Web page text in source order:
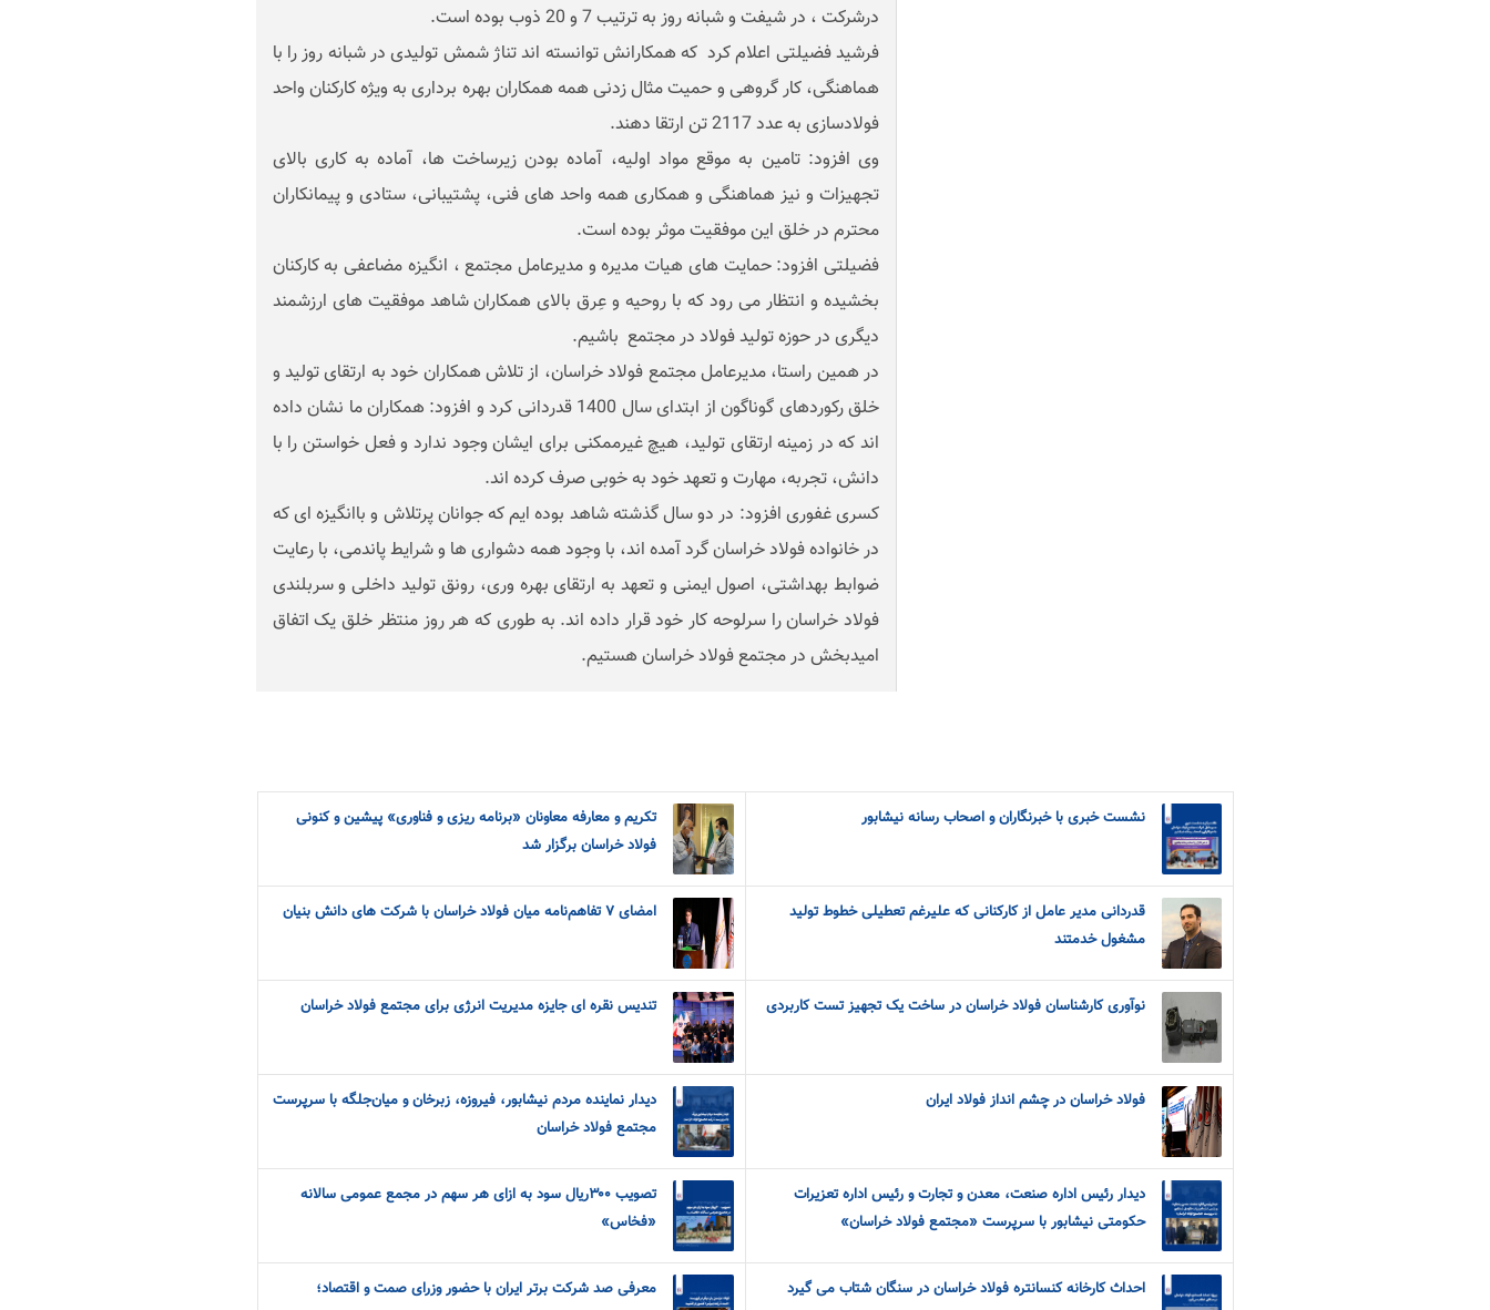
درشرکت ، در شیفت و شبانه روز به ترتیب 7 و 20 ذوب بوده است.
فرشید فضیلتی اعلام کرد که همکارانش توانسته اند تناژ شمش تولیدی در شبانه روز را با
هماهنگی، کار گروهی و حمیت مثال زدنی همه همکاران بهره برداری به ویژه کارکنان واحد
فولادسازی به عدد 2117 تن ارتقا دهند.
وی افزود: تامین به موقع مواد اولیه، آماده بودن زیرساخت ها، آماده به کاری بالای
تجهیزات و نیز هماهنگی و همکاری همه واحد های فنی، پشتیبانی، ستادی و پیمانکاران
محترم در خلق این موفقیت موثر بوده است.
فضیلتی افزود: حمایت های هیات مدیره و مدیرعامل مجتمع ، انگیزه مضاعفی به کارکنان
بخشیده و انتظار می رود که با روحیه و عِرق بالای همکاران شاهد موفقیت های ارزشمند
دیگری در حوزه تولید فولاد در مجتمع باشیم.
در همین راستا، مدیرعامل مجتمع فولاد خراسان، از تلاش همکاران خود به ارتقای تولید و
خلق رکوردهای گوناگون از ابتدای سال 1400 قدردانی کرد و افزود: همکاران ما نشان داده
اند که در زمینه ارتقای تولید، هیچ غیرممکنی برای ایشان وجود ندارد و فعل خواستن را با
دانش، تجربه، مهارت و تعهد خود به خوبی صرف کرده اند.
کسری غفوری افزود: در دو سال گذشته شاهد بوده ایم که جوانان پرتلاش و باانگیزه ای که
در خانواده فولاد خراسان گرد آمده اند، با وجود همه دشواری ها و شرایط پاندمی، با رعایت
ضوابط بهداشتی، اصول ایمنی و تعهد به ارتقای بهره وری، رونق تولید داخلی و سربلندی
فولاد خراسان را سرلوحه کار خود قرار داده اند. به طوری که هر روز منتظر خلق یک اتفاق
امیدبخش در مجتمع فولاد خراسان هستیم.
نشست خبری با خبرنگاران و اصحاب رسانه نیشابور
تکریم و معارفه معاونان «برنامه ریزی و فناوری» پیشین و کنونی
فولاد خراسان برگزار شد
قدردانی مدیر عامل از کارکنانی که علیرغم تعطیلی خطوط تولید
مشغول خدمتند
امضای ۷ تفاهم‌نامه میان فولاد خراسان با شرکت های دانش بنیان
نوآوری کارشناسان فولاد خراسان در ساخت یک تجهیز تست کاربردی تندیس نقره ای جایزه مدیریت انرژی برای مجتمع فولاد خراسان
فولاد خراسان در چشم انداز فولاد ایران
دیدار نماینده مردم نیشابور، فیروزه، زبرخان و میان‌جلگه با سرپرست
مجتمع فولاد خراسان
دیدار رئیس اداره صنعت، معدن و تجارت و رئیس اداره تعزیرات
حکومتی نیشابور با سرپرست «مجتمع فولاد خراسان»
تصویب ۳۰۰ریال سود به ازای هر سهم در مجمع عمومی سالانه
«فخاس»
احداث کارخانه کنسانتره فولاد خراسان در سنگان شتاب می گیرد معرفی صد شرکت برتر ایران با حضور وزرای صمت و اقتصاد؛